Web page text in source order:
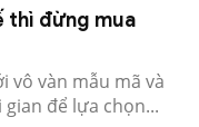
thì đừng mua
vô vàn mẫu mã và
để lựa chọn...